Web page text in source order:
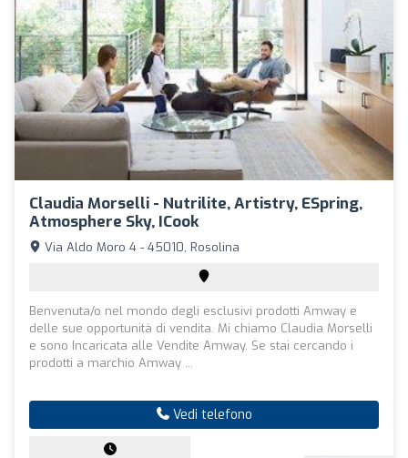
Claudia Morselli - Nutrilite, Artistry, ESpring,
Atmosphere Sky, ICook
Via Aldo Moro 4 - 45010, Rosolina
Benvenuta/o nel mondo degli esclusivi prodotti Amway e
delle sue opportunità di vendita. Mi chiamo Claudia Morselli
e sono Incaricata alle Vendite Amway. Se stai cercando i
prodotti a marchio Amway ...
Vedi telefono